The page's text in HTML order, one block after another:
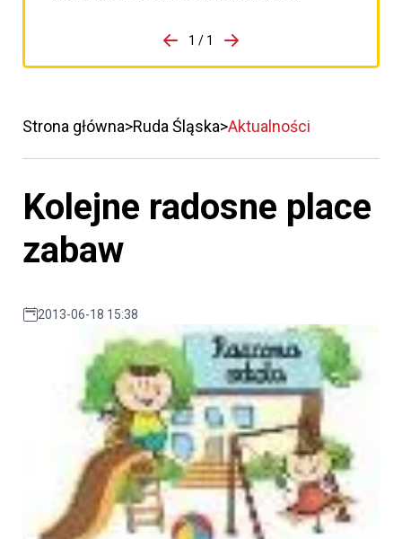
porzpedniego komunikatu
1 / 1
Przejdź do następnego
Strona główna Ruda Śląska Aktualności
Kolejne radosne place
zabaw
2013-06-18 15:38